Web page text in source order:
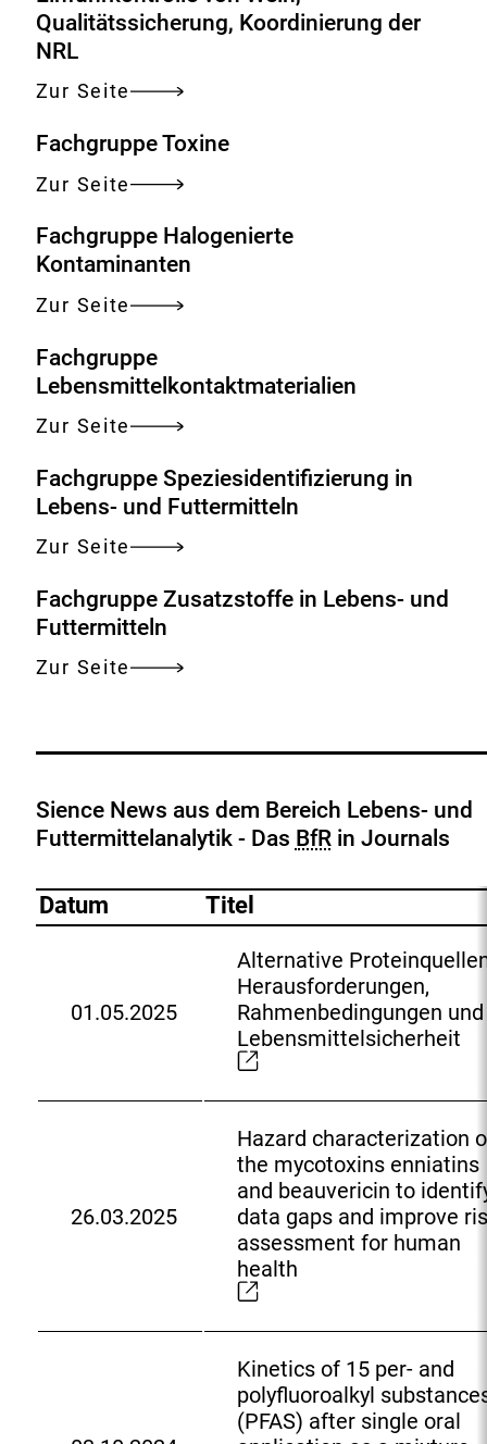
Qualitätssicherung, Koordinierung der
NRL
Zur Seite
Fachgruppe Toxine
Zur Seite
Fachgruppe Halogenierte
Kontaminanten
Zur Seite
Fachgruppe
Lebensmittelkontaktmaterialien
Zur Seite
Fachgruppe Speziesidentifizierung in
Lebens- und Futtermitteln
Zur Seite
Fachgruppe Zusatzstoffe in Lebens- und
Futtermitteln
Zur Seite
Sience News aus dem Bereich Lebens- und
Futtermittelanalytik - Das BfRin Journals
Datum Titel
01.05.2025
E
x
t
e
r
n
e
r
L
i
n
:
Alternative
Herausforderungen,
Rahmenbedingungen und
Lebensmittelsicherheit
26.03.2025
E
x
t
e
r
n
e
r
L
Hazard characterization
the mycotoxins enniatins
and beauvericin to
data gaps and improve
assessment for human
health
Kinetics of 15 per- and
polyfluoroalkyl
(PFAS) after single oral